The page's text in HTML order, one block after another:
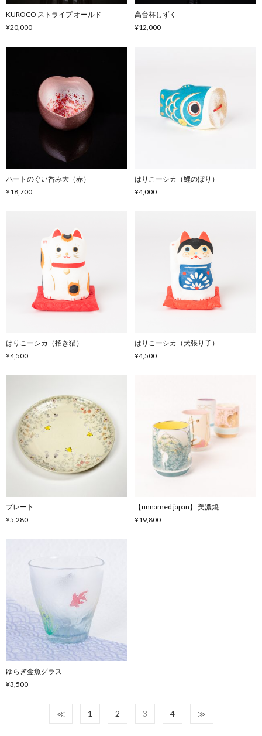
KUROCO ストライプ オールド
¥20,000
高台杯しずく
¥12,000
ハートのぐい呑み大（赤）
¥18,700
はりこーシカ（鯉のぼり）
¥4,000
はりこーシカ（招き猫）
¥4,500
はりこーシカ（犬張り子）
¥4,500
プレート
¥5,280
【unnamed japan】 美濃焼
¥19,800
ゆらぎ金魚グラス
¥3,500
≪ 1 2 3 4 ≫